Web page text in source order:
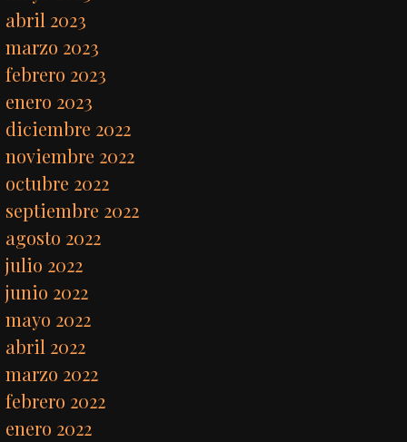
abril 2023
marzo 2023
febrero 2023
enero 2023
diciembre 2022
noviembre 2022
octubre 2022
septiembre 2022
agosto 2022
julio 2022
junio 2022
mayo 2022
abril 2022
marzo 2022
febrero 2022
enero 2022